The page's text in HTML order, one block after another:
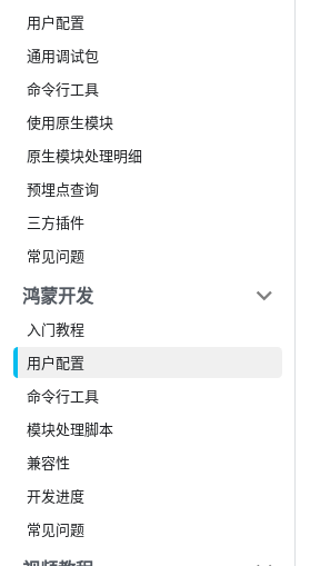
用户配置
通用调试包
命令行工具
使用原生模块
原生模块处理明细
预埋点查询
三方插件
常见问题
鸿蒙开发
入门教程
用户配置
命令行工具
模块处理脚本
兼容性
开发进度
常见问题